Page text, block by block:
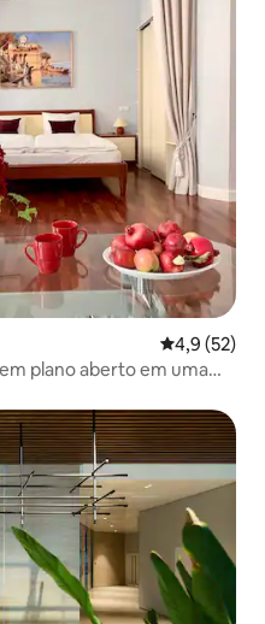
4,9 de uma
4,9 (52)
plano aberto em uma